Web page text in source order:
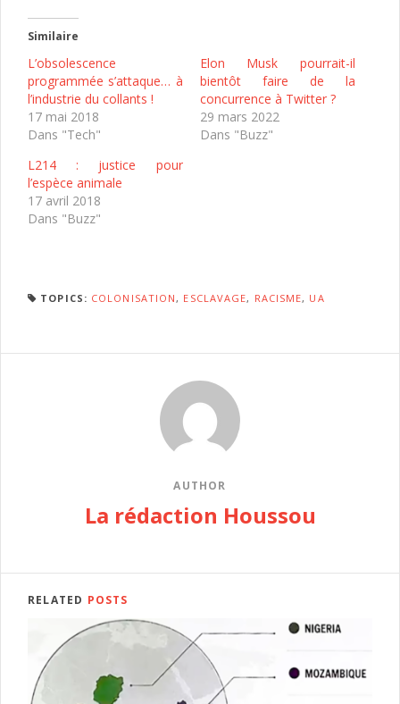
Similaire
L’obsolescence
programmée s’attaque… à
l’industrie du collants !
17 mai 2018
Dans "Tech"
Elon Musk pourrait-il
bientôt faire de la
concurrence à Twitter ?
29 mars 2022
Dans "Buzz"
L214 : justice pour
l’espèce animale
17 avril 2018
Dans "Buzz"
TOPICS: COLONISATION, ESCLAVAGE, RACISME, UA
AUTHOR
La rédaction Houssou
RELATED POSTS